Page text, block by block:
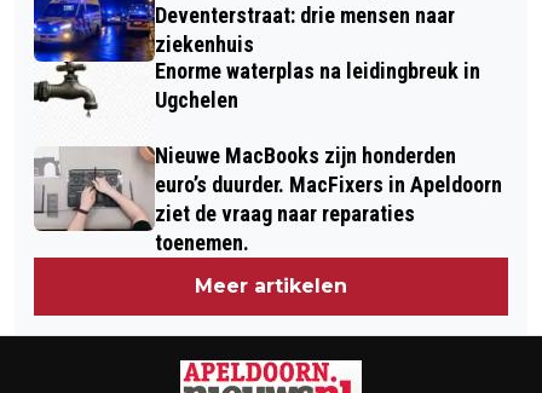
Deventerstraat: drie mensen naar
ziekenhuis
Enorme waterplas na leidingbreuk in
Ugchelen
Nieuwe MacBooks zijn honderden
euro’s duurder. MacFixers in Apeldoorn
ziet de vraag naar reparaties
toenemen.
Meer artikelen